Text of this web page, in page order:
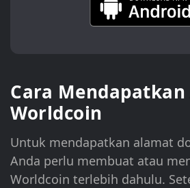
Cara
Worldcoin
Untuk mendapatkan alamat
Anda perlu membuat atau
Worldcoin terlebih dahulu.